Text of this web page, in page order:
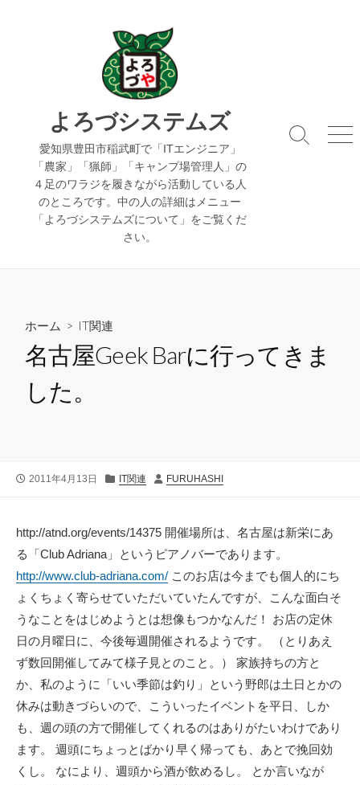
よろづシステムズ
愛知県豊田市稲武町で「ITエンジニア」
「農家」「猟師」「キャンプ場管理人」の
４足のワラジを履きながら活動している人
のところです。中の人の詳細はメニュー
「よろづシステムズについて」をご覧くだ
さい。
検
メ
ホーム > IT関連
名古屋Geek Barに行ってきま
した。
公
2011年4月13日
カ
ー
IT関連
投
FURUHASHI
http://atnd.org/events/14375 開催場所は、名古屋は新栄にあ
る「Club Adriana」というピアノバーであります。
http://www.club-adriana.com/ このお店は今までも個人的にち
ょくちょく寄らせていただいていたんですが、こんな面白そ
うなことをはじめようとは想像もつかなんだ！ お店の定休
日の月曜日に、今後毎週開催されるようです。 （とりあえ
ず数回開催してみて様子見とのこと。） 家族持ちの方と
か、私のように「いい季節は釣り」という野郎は土日とかの
休みは動きづらいので、こういったイベントを平日、しか
も、週の頭の方で開催してくれるのはありがたいわけであり
ます。 週頭にちょっとばかり早く帰っても、あとで挽回効
くし。 なにより、週頭から酒が飲めるし。 とか言いなが